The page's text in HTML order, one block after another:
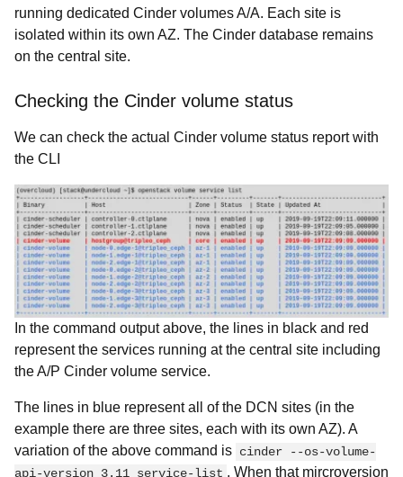
running dedicated Cinder volumes A/A. Each site is
isolated within its own AZ. The Cinder database remains
on the central site.
Checking the Cinder volume status
We can check the actual Cinder volume status report with
the CLI
In the command output above, the lines in black and red
represent the services running at the central site including
the A/P Cinder volume service.
The lines in blue represent all of the DCN sites (in the
example there are three sites, each with its own AZ). A
variation of the above command is cinder --os-volume-
api-version 3.11 service-list . When that mircroversion